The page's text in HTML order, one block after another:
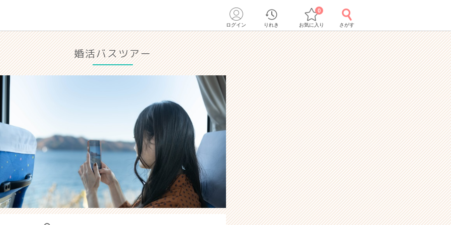
ログイン りれき お気に入り
0
さがす
婚活バスツアー